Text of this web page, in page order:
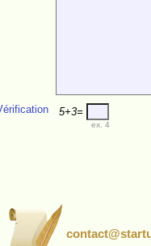
5+3=
ex. 4